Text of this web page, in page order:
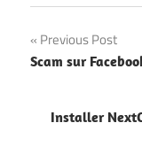
Post
navigation
Previous Post
Scam sur
Installer